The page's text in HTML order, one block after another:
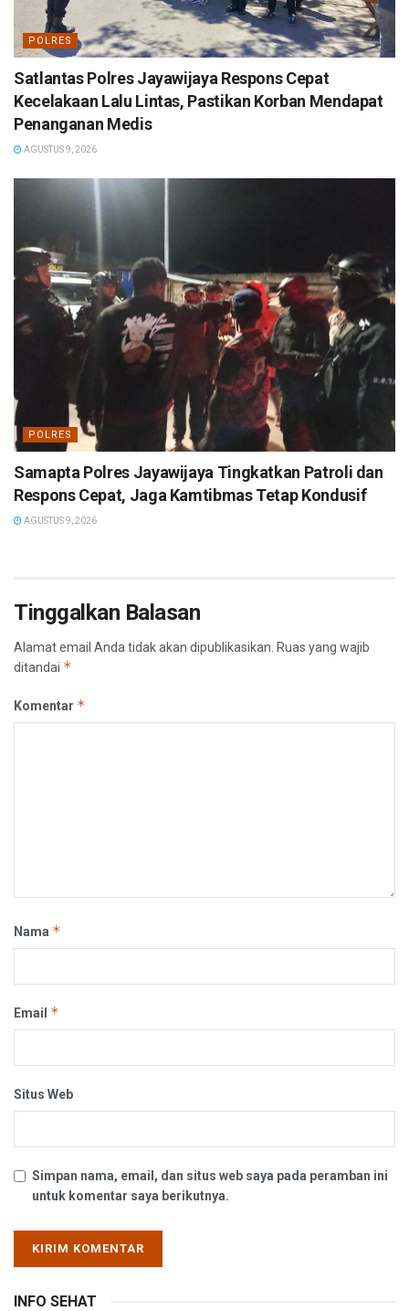
POLRES
Satlantas Polres Jayawijaya Respons Cepat
Kecelakaan Lalu Lintas, Pastikan Korban Mendapat
Penanganan Medis
AGUSTUS 9, 2026
POLRES
Samapta Polres Jayawijaya Tingkatkan Patroli dan
Respons Cepat, Jaga Kamtibmas Tetap Kondusif
AGUSTUS 9, 2026
Tinggalkan Balasan
Alamat email Anda tidak akan dipublikasikan. Ruas yang wajib
ditandai *
Komentar *
Nama *
Email *
Situs Web
Simpan nama, email, dan situs web saya pada peramban ini
untuk komentar saya berikutnya.
INFO SEHAT